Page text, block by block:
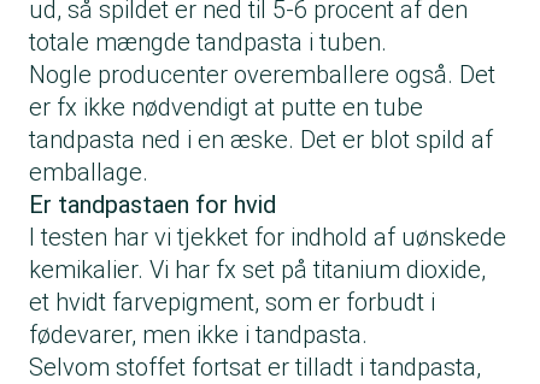
ud, så spildet er ned til 5-6 procent af den
totale mængde tandpasta i tuben.
Nogle producenter overemballere også. Det
er fx ikke nødvendigt at putte en tube
tandpasta ned i en æske. Det er blot spild af
emballage.
Er tandpastaen for hvid
I testen har vi tjekket for indhold af uønskede
kemikalier. Vi har fx set på titanium dioxide,
et hvidt farvepigment, som er forbudt i
fødevarer, men ikke i tandpasta.
Selvom stoffet fortsat er tilladt i tandpasta,